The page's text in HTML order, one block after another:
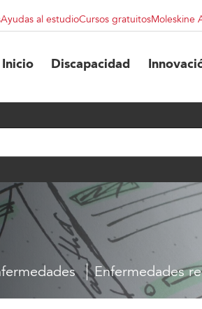
Ayudas al estudioCursos gratuitosMoleskine
ventana nueva
Inicio Discapacidad
Enfermedades